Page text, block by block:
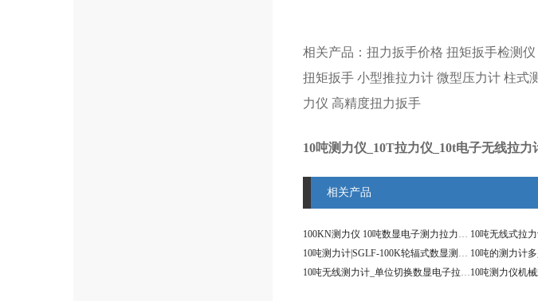
相关产品： 扭力扳手价格 扭矩扳手检测仪
扭矩扳手 小型推拉力计 微型压力计 柱式
力仪 高精度扭力扳手
10吨测力仪_10T拉力仪_10t电子无线拉力
相关产品
100KN测力仪 10吨数显电子测力拉力仪价格
10吨测力计|SGLF-100K轮辐式数显测力压力计
10吨无线测力计_单位切换数显电子拉力计